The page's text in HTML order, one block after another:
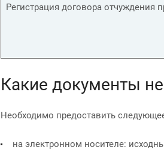
Регистрация договора отчуждения
Какие документы
Необходимо предоставить
на электронном носителе: